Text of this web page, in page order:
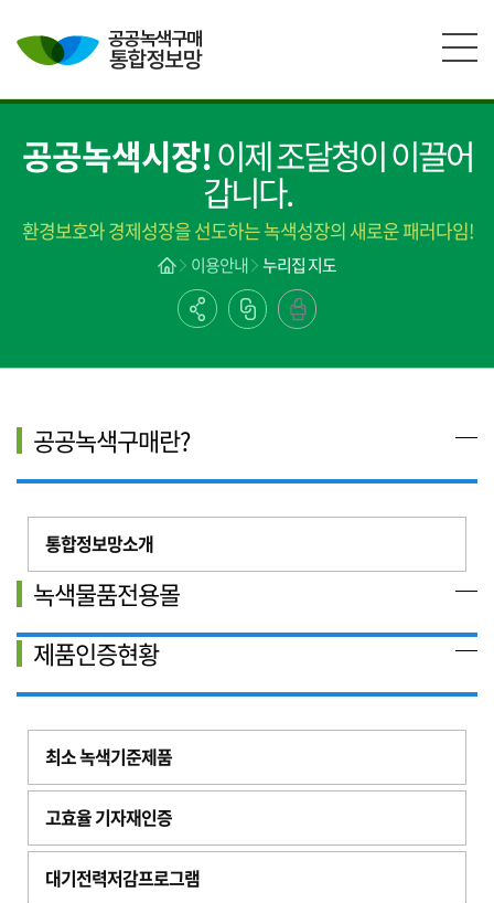
공공녹색시장!이제 조달청이 이끌어
갑니다.
환경보호와 경제성장을 선도하는 녹색성장의 새로운 패러다임!
이용안내 누리집 지도
공공녹색구매란?
통합정보망소개
녹색물품전용몰
제품인증현황
최소 녹색기준제품
고효율 기자재인증
대기전력저감프로그램